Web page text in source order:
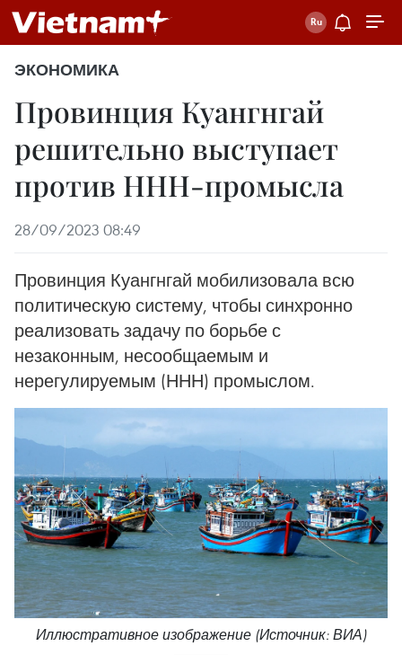
ЭКОНОМИКА
Провинция Куангнгай
решительно выступает
против ННН-промысла
28/09/2023 08:49
Провинция Куангнгай мобилизовала всю
политическую систему, чтобы синхронно
реализовать задачу по борьбе с
незаконным, несообщаемым и
нерегулируемым (ННН) промыслом.
Иллюстративное изображение (Источник: ВИА)